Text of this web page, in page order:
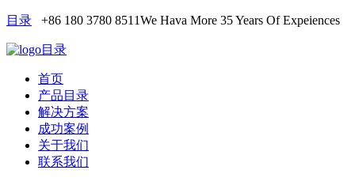
目录 +86 180 3780 8511We Hava More 35 Years Of Expeiences
目录
首页
产品目录
解决方案
成功案例
关于我们
联系我们